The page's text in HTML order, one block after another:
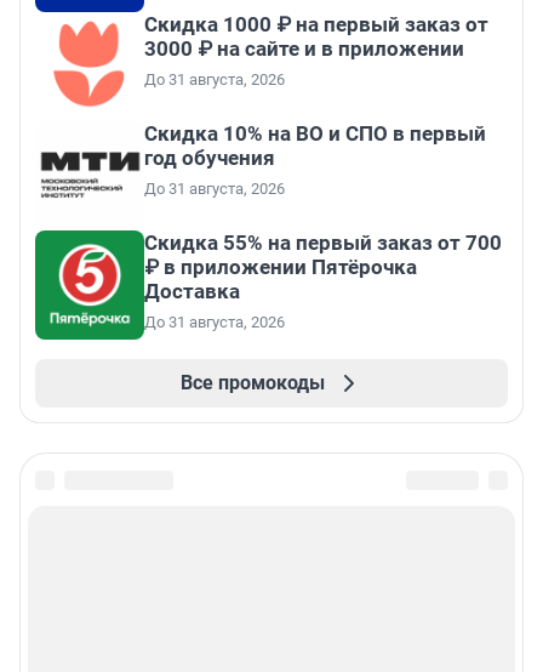
Скидка 1000 ₽ на первый заказ от
3000 ₽ на сайте и в приложении
До 31 августа, 2026
Скидка 10% на ВО и СПО в первый
год обучения
До 31 августа, 2026
Скидка 55% на первый заказ от 700
₽ в приложении Пятёрочка
Доставка
До 31 августа, 2026
Все промокоды